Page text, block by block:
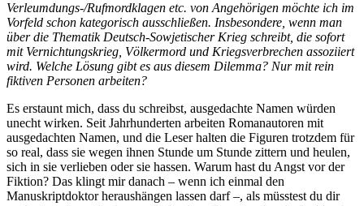
Verleumdungs-/Rufmordklagen etc. von Angehörigen möchte ich im
Vorfeld schon kategorisch ausschließen. Insbesondere, wenn man
über die Thematik Deutsch-Sowjetischer Krieg schreibt, die sofort
mit Vernichtungskrieg, Völkermord und Kriegsverbrechen assoziiert
wird. Welche Lösung gibt es aus diesem Dilemma? Nur mit rein
fiktiven Personen arbeiten?
Es erstaunt mich, dass du schreibst, ausgedachte Namen würden
unecht wirken. Seit Jahrhunderten arbeiten Romanautoren mit
ausgedachten Namen, und die Leser halten die Figuren trotzdem für
so real, dass sie wegen ihnen Stunde um Stunde zittern und heulen,
sich in sie verlieben oder sie hassen. Warum hast du Angst vor der
Fiktion? Das klingt mir danach – wenn ich einmal den
Manuskriptdoktor heraushängen lassen darf –, als müsstest du dir